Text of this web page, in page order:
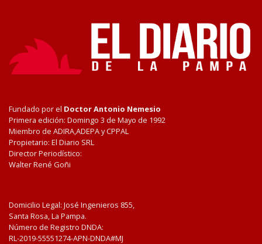
Fundado por el Doctor Antonio Nemesio
Primera edición: Domingo 3 de Mayo de 1992
Miembro de ADIRA,ADEPA y CPPAL
Propietario: El Diario SRL
Director Periodístico:
Walter René Goñi
Domicilio Legal: José Ingenieros 855,
Santa Rosa, La Pampa.
Número de Registro DNDA:
RL-2019-55551274-APN-DNDA#MJ